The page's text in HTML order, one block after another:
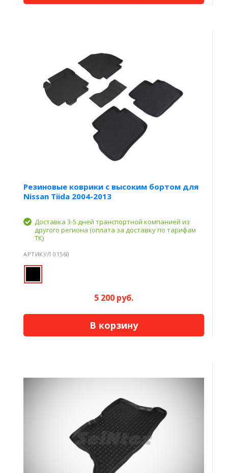
Резиновые коврики с высоким бортом для
Nissan Tiida 2004-2013
Доставка 3-5 дней транспортной компанией из
другого региона (оплата за доставку по тарифам
ТК)
АРТИКУЛ 01560
5 200 руб.
В корзину